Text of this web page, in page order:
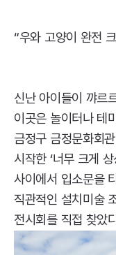
“우와 고양이 완전
신난 아이들이 꺄르
이곳은 놀이터나 테
금정구 금정문화회
시작한 ‘너무 크게
사이에서 입소문을
직관적인 설치미술
전시회를 직접 찾았